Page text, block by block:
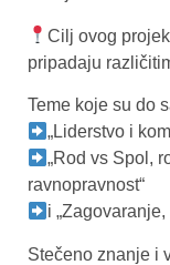
Cilj ovog
pripadaju
Teme koje su do
„Liderstvo i
„Rod vs Spol,
ravnopravnost“
i
Stečeno znanje i